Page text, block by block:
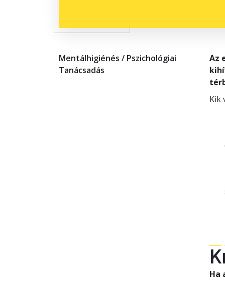
Mentálhigiénés / Pszichológiai
Tanácsadás
Az
Kik
Ha